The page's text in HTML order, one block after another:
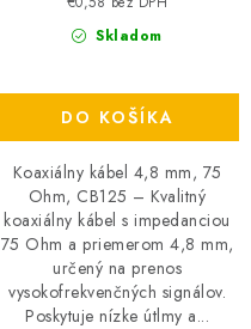
Skladom
DO KOŠÍKA
Koaxiálny kábel 4,8 mm, 75
Ohm, CB125 – Kvalitný
koaxiálny kábel s impedanciou
75 Ohm a priemerom 4,8 mm,
určený na prenos
vysokofrekvenčných signálov.
Poskytuje nízke útlmy a...